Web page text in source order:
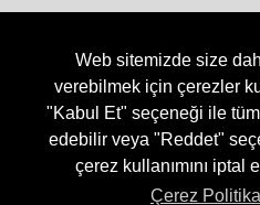
Web sitemizde size
verebilmek için çerezler
"Kabul Et" seçeneği ile
edebilir veya "Reddet"
çerez kullanımını iptal
Çerez